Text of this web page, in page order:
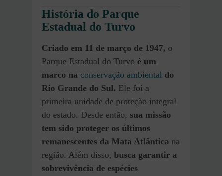
História do Parque
Estadual do Turvo
Criado em 11 de março de 1947, o
Parque Estadual do Turvo é um
marco na conservação ambiental do
Rio Grande do Sul. Ele foi a
primeira unidade de proteção integral
do estado. Desde então, sua missão
tem sido proteger os últimos
remanescentes da Mata Atlântica na
região. Além disso, busca garantir a
sobrevivência de espécies